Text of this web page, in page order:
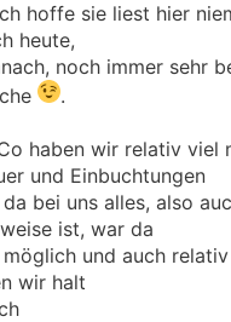
hoffe sie liest hier
heute,
noch immer sehr
.
haben wir relativ viel
und Einbuchtungen
bei uns alles, also
ist, war da
und auch
wir halt